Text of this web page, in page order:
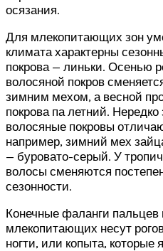
осязания.
Для млекопитающих зон
климата характерны
покрова — линьки. Осенью
волосяной покров
зимним мехом, а весной
покрова па летний.
волосяные покровы
например, зимний мех
— буровато-серый. У
волосы сменяются
сезонности.
Конечные фаланги пальцев
млекопитающих несут
ногти, или копыта,